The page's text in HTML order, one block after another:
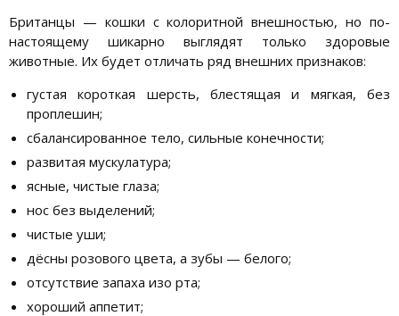
Британцы — кошки с колоритной внешностью, но по-
настоящему шикарно выглядят только здоровые
животные. Их будет отличать ряд внешних признаков:
густая короткая шерсть, блестящая и мягкая, без
проплешин;
сбалансированное тело, сильные конечности;
развитая мускулатура;
ясные, чистые глаза;
нос без выделений;
чистые уши;
дёсны розового цвета, а зубы — белого;
отсутствие запаха изо рта;
хороший аппетит;